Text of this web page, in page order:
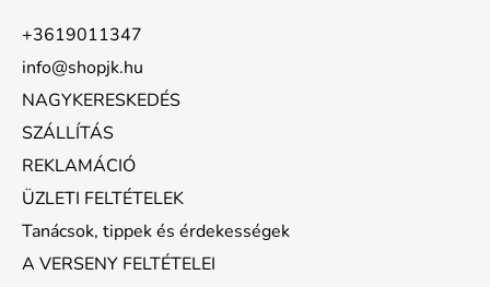
+3619011347
info@shopjk.hu
NAGYKERESKEDÉS
SZÁLLÍTÁS
REKLAMÁCIÓ
ÜZLETI FELTÉTELEK
Tanácsok, tippek és érdekességek
A VERSENY FELTÉTELEI